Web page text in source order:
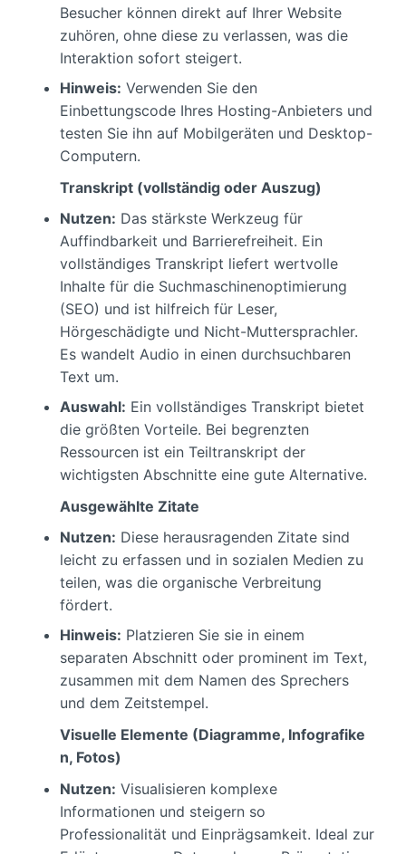
Besucher können direkt auf Ihrer Website
zuhören, ohne diese zu verlassen, was die
Interaktion sofort steigert.
Hinweis: Verwenden Sie den
Einbettungscode Ihres Hosting-Anbieters und
testen Sie ihn auf Mobilgeräten und Desktop-
Computern.
Transkript (vollständig oder Auszug)
Nutzen: Das stärkste Werkzeug für
Auffindbarkeit und Barrierefreiheit. Ein
vollständiges Transkript liefert wertvolle
Inhalte für die Suchmaschinenoptimierung
(SEO) und ist hilfreich für Leser,
Hörgeschädigte und Nicht-Muttersprachler.
Es wandelt Audio in einen durchsuchbaren
Text um.
Auswahl: Ein vollständiges Transkript bietet
die größten Vorteile. Bei begrenzten
Ressourcen ist ein Teiltranskript der
wichtigsten Abschnitte eine gute Alternative.
Ausgewählte Zitate
Nutzen: Diese herausragenden Zitate sind
leicht zu erfassen und in sozialen Medien zu
teilen, was die organische Verbreitung
fördert.
Hinweis: Platzieren Sie sie in einem
separaten Abschnitt oder prominent im Text,
zusammen mit dem Namen des Sprechers
und dem Zeitstempel.
Visuelle Elemente (Diagramme, Infografike
n, Fotos)
Nutzen: Visualisieren komplexe
Informationen und steigern so
Professionalität und Einprägsamkeit. Ideal zur